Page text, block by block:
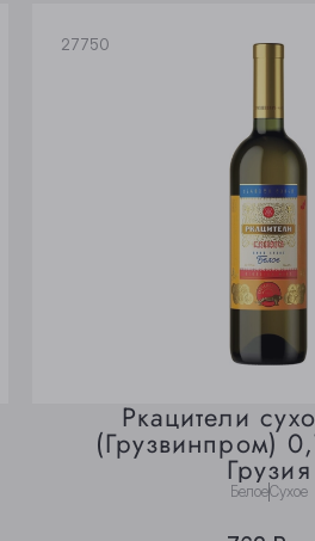
27750
Ркацители
(Грузвинпром)
Грузия
БелоеСухое